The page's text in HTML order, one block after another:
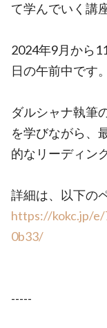
て学んでいく講
2024年9月から
日の午前中です。
ダルシャナ執筆
を学びながら、
的なリーディン
詳細は、以下の
https://kokc.jp/
0b33/
-----